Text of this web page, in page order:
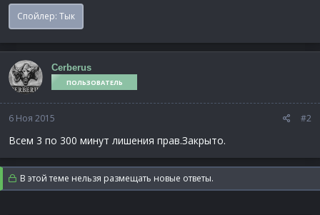
Спойлер: Тык
Cerberus
ПОЛЬЗОВАТЕЛЬ
6 Ноя 2015 #2
Всем 3 по 300 минут лишения прав.Закрыто.
В этой теме нельзя размещать новые ответы.